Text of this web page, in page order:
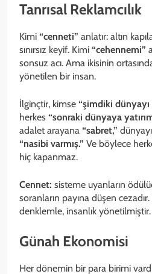
Tanrısal Reklamcılık
Kimi “cenneti” anlatır: altın
sınırsız keyif. Kimi “cehennemi”
sonsuz acı. Ama ikisinin
yönetilen bir insan.
İlginçtir, kimse “şimdiki
herkes “sonraki dünyaya
adalet arayana “sabret,”
“nasibi varmış.” Ve böylece
hiç kapanmaz.
Cennet: sisteme uyanların
soranların payına düşen
denklemle, insanlık yönetilmiştir.
Günah Ekonomisi
Her dönemin bir para birimi